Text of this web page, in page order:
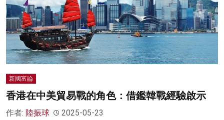
新國富論
香港在中美貿易戰的角色：借鑑韓戰經驗啟示
作者: 陸振球 2025-05-23